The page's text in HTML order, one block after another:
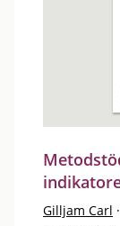
Gilljam Carl ·